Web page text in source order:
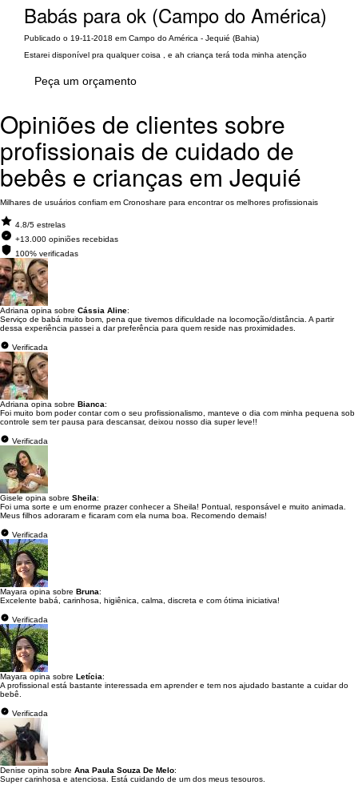
Babás para ok (Campo do América)
Publicado o 19-11-2018 em Campo do América - Jequié (Bahia)
Estarei disponível pra qualquer coisa , e ah criança terá toda minha atenção
Peça um orçamento
Opiniões de clientes sobre
profissionais de cuidado de
bebês e crianças em Jequié
Milhares de usuários confiam em Cronoshare para encontrar os melhores profissionais
4.8/5 estrelas
+13.000 opiniões recebidas
100% verificadas
Adriana opina sobre Cássia Aline:
Serviço de babá muito bom, pena que tivemos dificuldade na locomoção/distância. A partir
dessa experiência passei a dar preferência para quem reside nas proximidades.
Verificada
Adriana opina sobre Bianca:
Foi muito bom poder contar com o seu profissionalismo, manteve o dia com minha pequena sob
controle sem ter pausa para descansar, deixou nosso dia super leve!!
Verificada
Gisele opina sobre Sheila:
Foi uma sorte e um enorme prazer conhecer a Sheila! Pontual, responsável e muito animada.
Meus filhos adoraram e ficaram com ela numa boa. Recomendo demais!
Verificada
Mayara opina sobre Bruna:
Excelente babá, carinhosa, higiênica, calma, discreta e com ótima iniciativa!
Verificada
Mayara opina sobre Letícia:
A profissional está bastante interessada em aprender e tem nos ajudado bastante a cuidar do
bebê.
Verificada
Denise opina sobre Ana Paula Souza De Melo:
Super carinhosa e atenciosa. Está cuidando de um dos meus tesouros.